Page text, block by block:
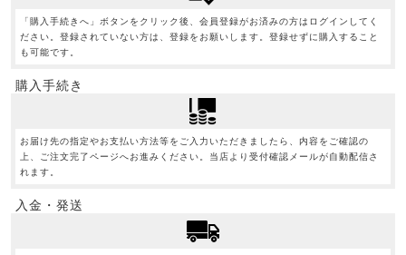
「購入手続きへ」ボタンをクリック後、会員登録がお済みの方はログインしてく
ださい。登録されていない方は、登録をお願いします。登録せずに購入すること
も可能です。
購入手続き
お届け先の指定やお支払い方法等をご入力いただきましたら、内容をご確認の
上、ご注文完了ページへお進みください。当店より受付確認メールが自動配信さ
れます。
入金・発送